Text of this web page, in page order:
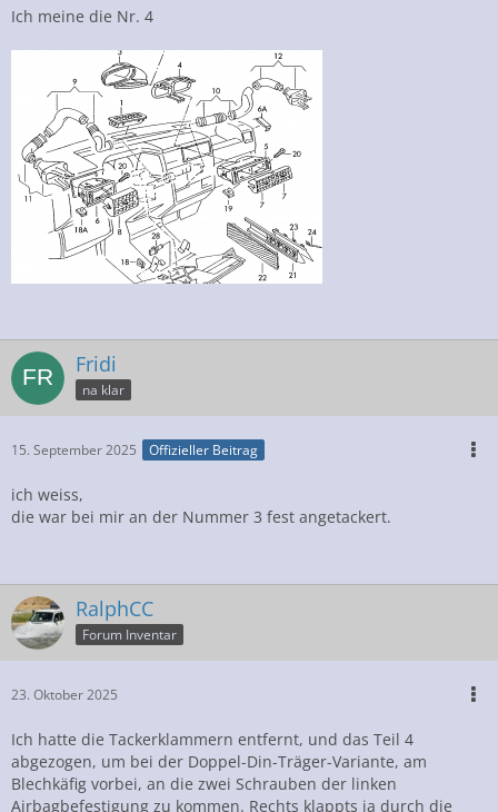
Ich meine die Nr. 4
Fridi
na klar
15. September 2025 Offizieller Beitrag
ich weiss,
die war bei mir an der Nummer 3 fest angetackert.
RalphCC
Forum Inventar
23. Oktober 2025
Ich hatte die Tackerklammern entfernt, und das Teil 4
abgezogen, um bei der Doppel-Din-Träger-Variante, am
Blechkäfig vorbei, an die zwei Schrauben der linken
Airbagbefestigung zu kommen. Rechts klappts ja durch die